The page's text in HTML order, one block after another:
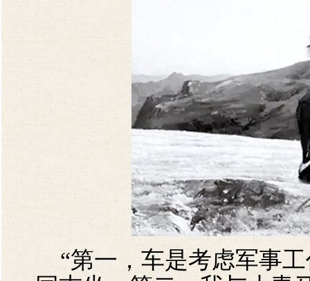
“第一，车是考虑军事